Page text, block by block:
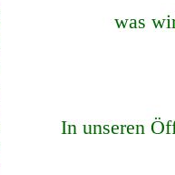
was
In unseren